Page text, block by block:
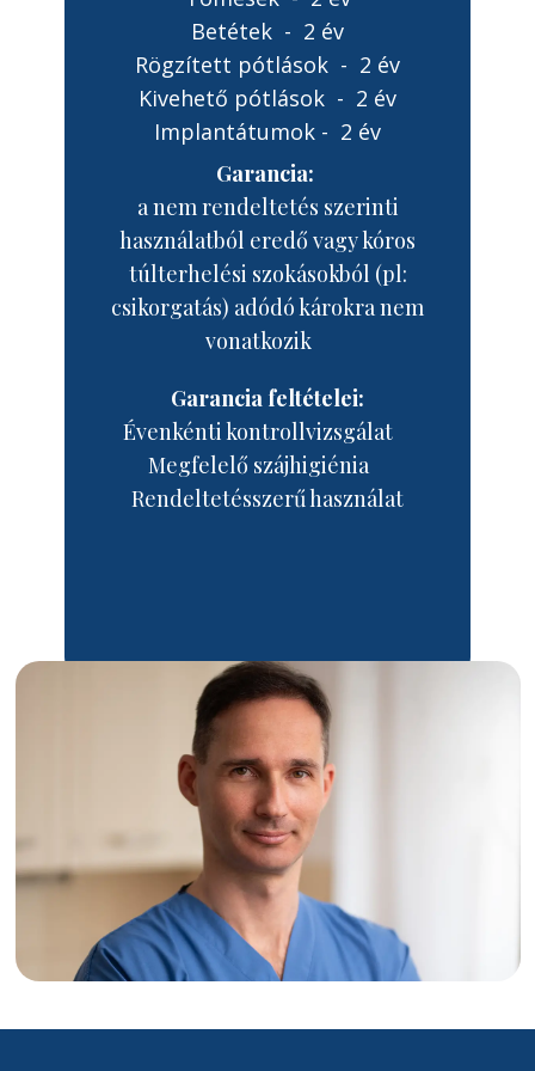
Betétek - 2 év
Rögzített pótlások - 2 év
Kivehető pótlások - 2 év
Implantátumok - 2 év
Garancia:
a nem rendeltetés szerinti
használatból eredő vagy kóros
túlterhelési szokásokból (pl:
csikorgatás) adódó károkra nem
vonatkozik
Garancia feltételei:
Évenkénti kontrollvizsgálat
Megfelelő szájhigiénia
Rendeltetésszerű használat